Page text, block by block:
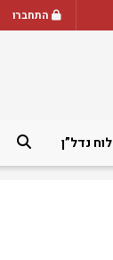
התחברו
לוח נדל”ן